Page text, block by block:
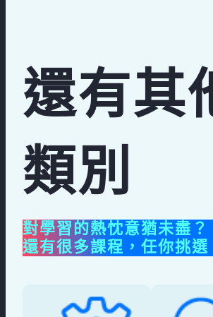
還有其
類別
對學習的熱忱意猶未盡？
還有很多課程，任你挑選